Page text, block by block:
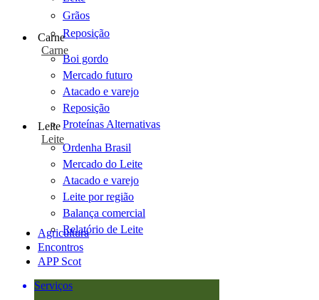
Grãos
Reposição
Carne
Carne
Boi gordo
Mercado futuro
Atacado e varejo
Reposição
Proteínas Alternativas
Leite
Leite
Ordenha Brasil
Mercado do Leite
Atacado e varejo
Leite por região
Balança comercial
Relatório de Leite
Agricultura
Encontros
APP Scot
Serviços